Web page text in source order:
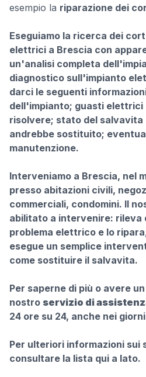
esempio la riparazione dei
Eseguiamo la ricerca dei
elettrici a Brescia con
un'analisi completa
diagnostico sull'impianto
darci le seguenti
dell'impianto; guasti
risolvere; stato del salvavita
andrebbe sostituito;
manutenzione.
Interveniamo a Brescia, nel
presso abitazioni civili,
commerciali, condomini. Il
abilitato a intervenire: rileva
problema elettrico e lo
esegue un semplice
come sostituire il salvavita.
Per saperne di più o avere
nostro servizio di
24 ore su 24, anche nei
Per ulteriori informazioni sui
consultare la lista qui a lato.